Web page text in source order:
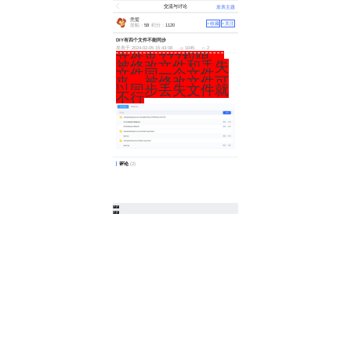
交流与讨论 发表主题
秃鹫
发帖：58 积分：1120 +收藏 +关注
DIY有四个文件不能同步
发表于 2024-02-05 15:43:08
1045 2
文件夹777权限，
被修改文件和丢失
文件同一个文件
夹，被修改文件可
以同步丢失文件就
不行
评论 (2)